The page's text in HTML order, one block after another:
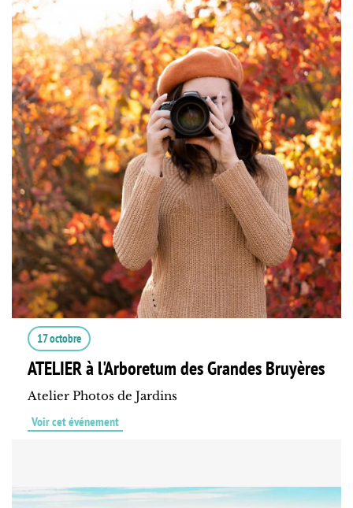
17 octobre
ATELIER à l'Arboretum des Grandes Bruyères
Atelier Photos de Jardins
Voir cet événement